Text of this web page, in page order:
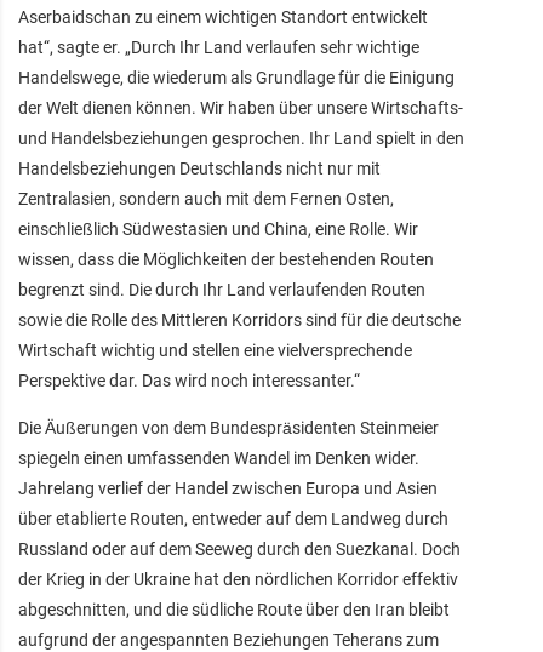
Aserbaidschan zu einem wichtigen Standort entwickelt
hat“, sagte er. „Durch Ihr Land verlaufen sehr wichtige
Handelswege, die wiederum als Grundlage für die Einigung
der Welt dienen können. Wir haben über unsere Wirtschafts-
und Handelsbeziehungen gesprochen. Ihr Land spielt in den
Handelsbeziehungen Deutschlands nicht nur mit
Zentralasien, sondern auch mit dem Fernen Osten,
einschließlich Südwestasien und China, eine Rolle. Wir
wissen, dass die Möglichkeiten der bestehenden Routen
begrenzt sind. Die durch Ihr Land verlaufenden Routen
sowie die Rolle des Mittleren Korridors sind für die deutsche
Wirtschaft wichtig und stellen eine vielversprechende
Perspektive dar. Das wird noch interessanter.“
Die Äußerungen von dem Bundespräsidenten Steinmeier
spiegeln einen umfassenden Wandel im Denken wider.
Jahrelang verlief der Handel zwischen Europa und Asien
über etablierte Routen, entweder auf dem Landweg durch
Russland oder auf dem Seeweg durch den Suezkanal. Doch
der Krieg in der Ukraine hat den nördlichen Korridor effektiv
abgeschnitten, und die südliche Route über den Iran bleibt
aufgrund der angespannten Beziehungen Teherans zum